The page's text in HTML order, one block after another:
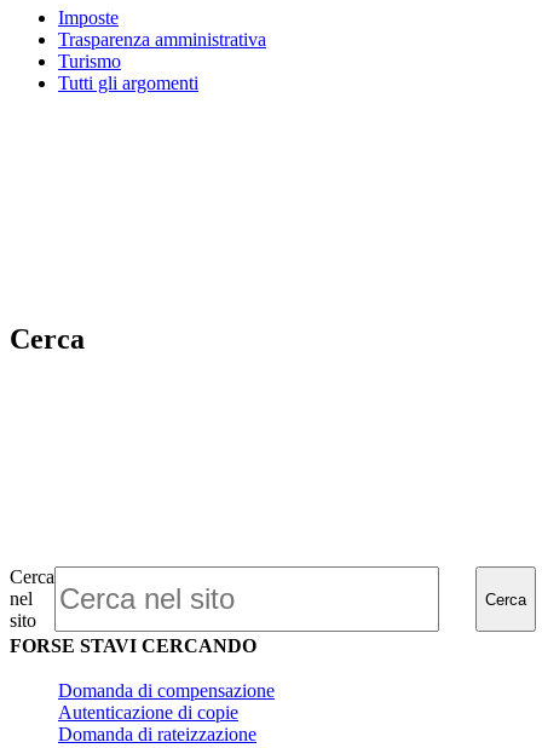
Imposte
Trasparenza amministrativa
Turismo
Tutti gli argomenti
Cerca
Cerca
nel
sito
Cerca
FORSE STAVI CERCANDO
Domanda di compensazione
Autenticazione di copie
Domanda di rateizzazione